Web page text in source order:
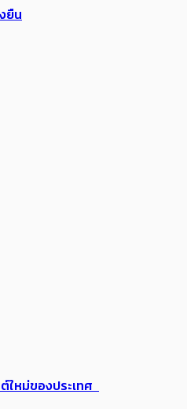
ยืน
ใหม่ของประเทศ